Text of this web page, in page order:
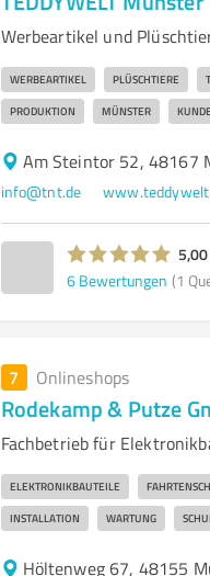
Werbeartikel und
WERBEARTIKEL PLÜSCHTIERE
PRODUKTION MÜNSTER
Am Steintor 52, 48167
info@tnt.de
6 Bewertungen (1
7 Onlineshops
Rodekamp & Putze
Fachbetrieb für
ELEKTRONIKBAUTEILE
INSTALLATION WARTUNG
Höltenweg 67, 48155